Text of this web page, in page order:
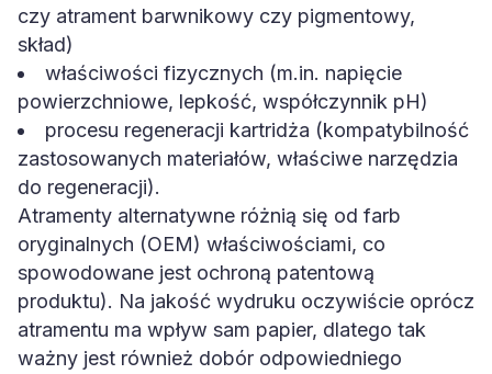
czy atrament barwnikowy czy pigmentowy,
skład)
właściwości fizycznych (m.in. napięcie
powierzchniowe, lepkość, współczynnik pH)
procesu regeneracji kartridża (kompatybilność
zastosowanych materiałów, właściwe narzędzia
do regeneracji).
Atramenty alternatywne różnią się od farb
oryginalnych (OEM) właściwościami, co
spowodowane jest ochroną patentową
produktu). Na jakość wydruku oczywiście oprócz
atramentu ma wpływ sam papier, dlatego tak
ważny jest również dobór odpowiedniego